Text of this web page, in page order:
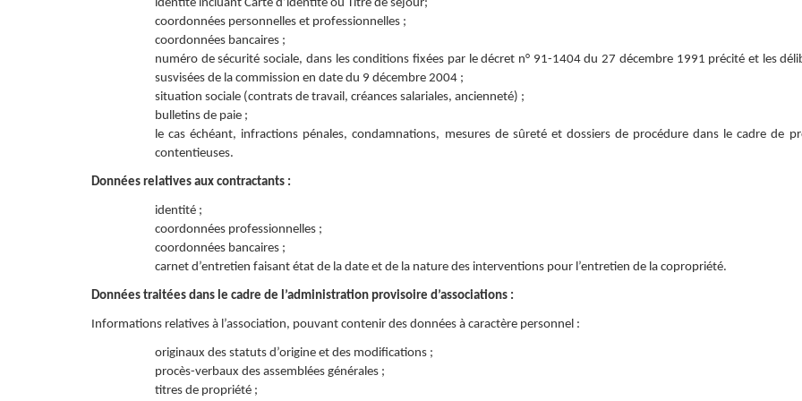
identité incluant Carte d’identité ou Titre de séjour;
coordonnées personnelles et professionnelles ;
coordonnées bancaires ;
numéro de sécurité sociale, dans les conditions fixées par le décret n° 91-1404 du 27 décembre 1991 précité et les
susvisées de la commission en date du 9 décembre 2004 ;
situation sociale (contrats de travail, créances salariales, ancienneté) ;
bulletins de paie ;
le cas échéant, infractions pénales, condamnations, mesures de sûreté et dossiers de procédure dans le cadre de
contentieuses.
Données relatives aux contractants :
identité ;
coordonnées professionnelles ;
coordonnées bancaires ;
carnet d’entretien faisant état de la date et de la nature des interventions pour l’entretien de la copropriété.
Données traitées dans le cadre de l’administration provisoire d’associations :
Informations relatives à l’association, pouvant contenir des données à caractère personnel :
originaux des statuts d’origine et des modifications ;
procès-verbaux des assemblées générales ;
titres de propriété ;